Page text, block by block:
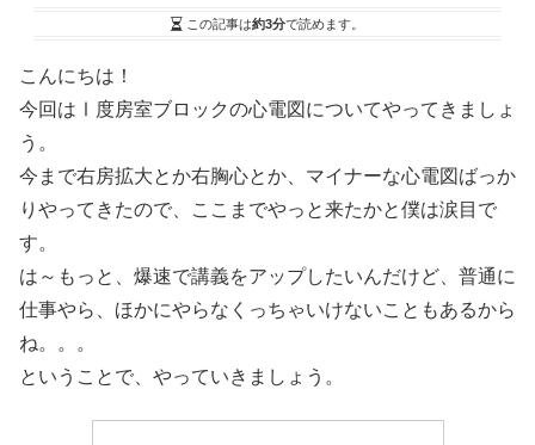
この記事は約3分で読めます。
こんにちは！
今回はⅠ度房室ブロックの心電図についてやってきましょ
う。
今まで右房拡大とか右胸心とか、マイナーな心電図ばっか
りやってきたので、ここまでやっと来たかと僕は涙目で
す。
は～もっと、爆速で講義をアップしたいんだけど、普通に
仕事やら、ほかにやらなくっちゃいけないこともあるから
ね。。。
ということで、やっていきましょう。